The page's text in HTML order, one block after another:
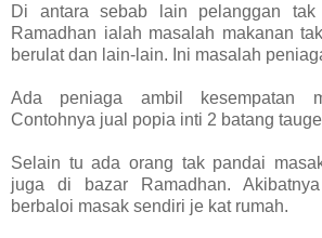
Di antara sebab lain pelanggan
Ramadhan ialah masalah makanan
berulat dan lain-lain. Ini masalah
Ada peniaga ambil kesempatan
Contohnya jual popia inti 2 batang
Selain tu ada orang tak pandai
juga di bazar Ramadhan.
berbaloi masak sendiri je kat rumah.